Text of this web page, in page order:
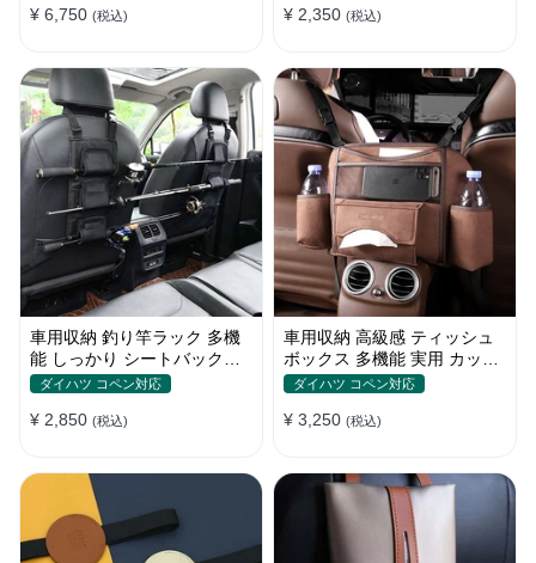
¥ 6,750 (税込) ¥ 2,350 (税込)
車用収納 釣り竿ラック 多機
能 しっかり シートバック用
マジックテープ固定 釣り道具
ダイハツ コペン対応
¥ 2,850 (税込)
車用収納 高級感 ティッシュ
ボックス 多機能 実用 カップ
ホルダー おしゃれ 収納ポケ
ダイハツ コペン対応
¥ 3,250 (税込)